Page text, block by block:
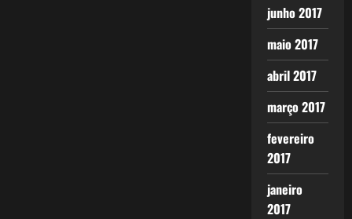
junho 2017
maio 2017
abril 2017
março 2017
fevereiro
2017
janeiro
2017